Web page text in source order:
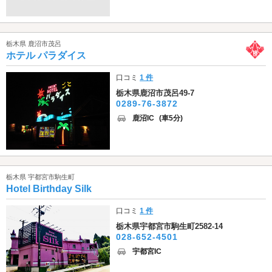
栃木県 鹿沼市茂呂
ホテル パラダイス
口コミ1 件
栃木県鹿沼市茂呂49-7
0289-76-3872
鹿沼IC (車5分)
栃木県 宇都宮市駒生町
Hotel Birthday Silk
口コミ1 件
栃木県宇都宮市駒生町2582-14
028-652-4501
宇都宮IC